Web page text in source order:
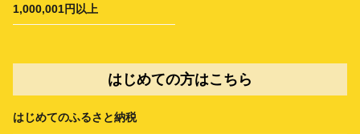
1,000,001円以上
はじめての方はこちら
はじめてのふるさと納税